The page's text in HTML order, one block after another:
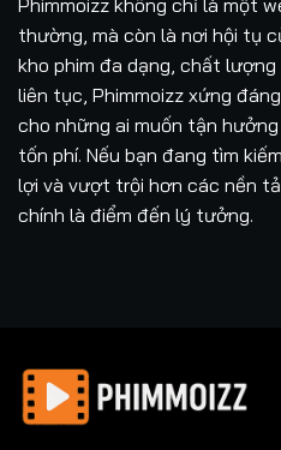
Phimmoizz không chỉ là một
thường, mà còn là nơi hội tụ
kho phim đa dạng, chất
liên tục, Phimmoizz xứng
cho những ai muốn tận
tốn phí. Nếu bạn đang tìm
lợi và vượt trội hơn các nền
chính là điểm đến lý tưởng.